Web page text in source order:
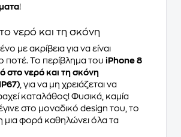
!
νερό και τη σκόνη
με ακρίβεια για να είναι
ποτέ. Το περίβλημα του iPhone 8
στο νερό και τη σκόνη
, για να μη χρειάζεται να
καταλάθος! Φυσικά, καμία
στο μοναδικό design του, το
μια φορά καθηλώνει όλα τα